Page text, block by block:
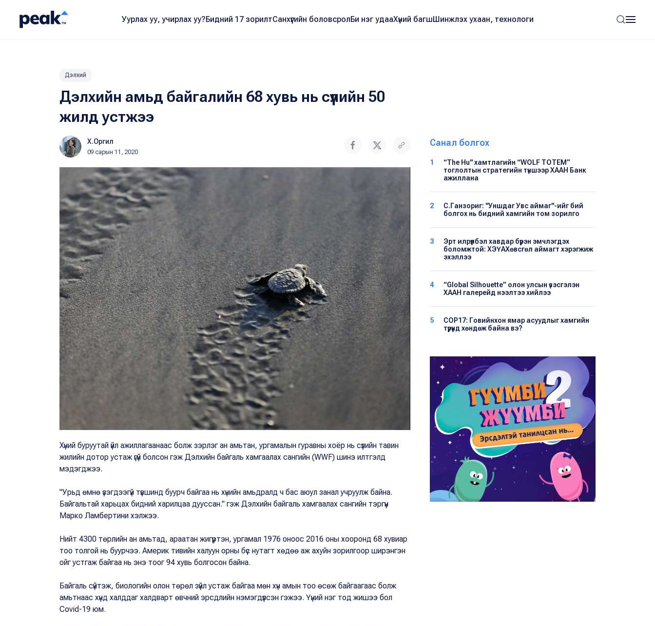
Уурлах уу, учирлах уу?Бидний 17 зорилтСанхүүгийн боловсролБи нэг удааХүний багшШинжлэх ухаан, технологи
Дэлхий
Дэлхийн амьд байгалийн 68 хувь нь сүүлийн 50
жилд устжээ
Х.Оргил
09 сарын 11, 2020
Хүний буруутай үйл ажиллагаанаас болж зэрлэг ан амьтан, ургамалын гуравны хоёр нь сүүлийн тавин
жилийн дотор устаж үгүй болсон гэж Дэлхийн байгаль хамгаалах сангийн (WWF) шинэ илтгэлд
мэдэгджээ.
"Урьд өмнө үзэгдээгүй түвшинд буурч байгаа нь хүнийн амьдралд ч бас аюул занал учруулж байна.
Байгальтай харьцах бидний харилцаа дууссан." гэж Дэлхийн байгаль хамгаалах сангийн тэргүүн
Марко Ламбертини хэлжээ.
Нийт 4300 төрлийн ан амьтад, араатан жигүүртэн, ургамал 1976 оноос 2016 оны хооронд 68 хувиар
тоо толгой нь буурчээ. Америк тивийн халуун орны бүс нутагт хөдөө аж ахуйн зорилгоор ширэнгэн
ойг устгаж байгаа нь энэ тоог 94 хувь болгосон байна.
Байгаль сүйтэж, биологийн олон төрөл зүйл устаж байгаа мөн хүн амын тоо өсөж байгаагаас болж
амьтнаас хүнд халддаг халдварт өвчний эрсдлийн нэмэгдүүлсэн гэжээ. Үүний нэг тод жишээ бол
Covid-19 юм.
Санал болгох
1
“The Hu" хамтлагийн “WOLF TOTEM”
тоглолтын стратегийн түншээр ХААН Банк
ажиллана
2
С.Ганзориг: "Уншдаг Увс аймаг"-ийг бий
болгох нь бидний хамгийн том зорилго
3
Эрт илрүүлбэл хавдар бүрэн эмчлэгдэх
боломжтой: ХЭҮА​Хөвсгөл аймагт хэрэгжиж
эхэллээ
4
“Global Silhouette” олон улсын үзэсгэлэн
ХААН галерейд нээлтээ хийлээ
5
COP17: Говийнхон ямар асуудлыг хамгийн
түрүүнд хөндөж байна вэ?